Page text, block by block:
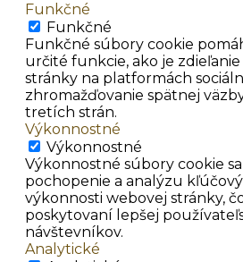
Funkčné
Funkčné
Funkčné súbory cookie
určité funkcie, ako je
stránky na platformách
zhromažďovanie spätnej
tretích strán.
Výkonnostné
Výkonnostné
Výkonnostné súbory cookie
pochopenie a analýzu
výkonnosti webovej stránky,
poskytovaní lepšej
návštevníkov.
Analytické